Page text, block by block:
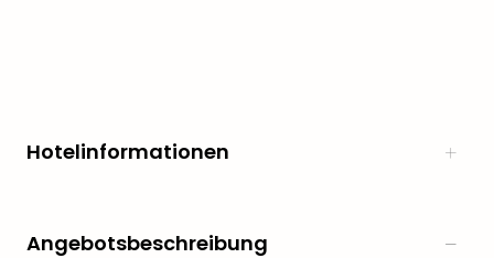
Hotelinformationen
Angebotsbeschreibung